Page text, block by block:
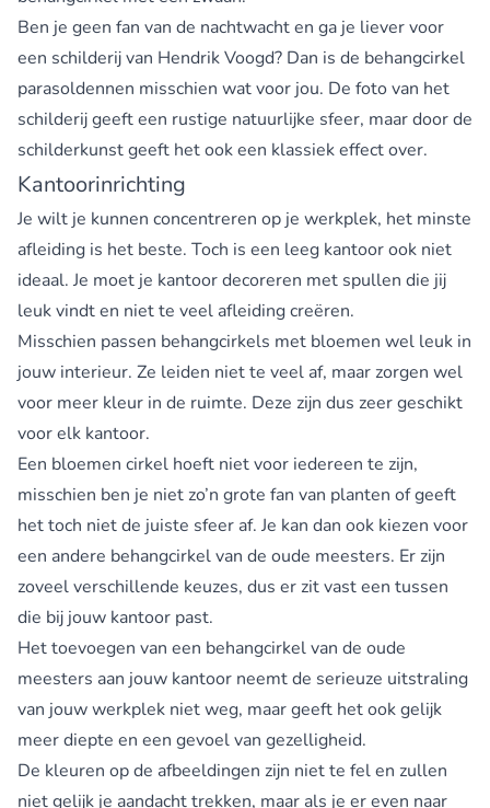
Ben je geen fan van de nachtwacht en ga je liever voor
een schilderij van Hendrik Voogd? Dan is de behangcirkel
parasoldennen misschien wat voor jou. De foto van het
schilderij geeft een rustige natuurlijke sfeer, maar door de
schilderkunst geeft het ook een klassiek effect over.
Kantoorinrichting
Je wilt je kunnen concentreren op je werkplek, het minste
afleiding is het beste. Toch is een leeg kantoor ook niet
ideaal. Je moet je kantoor decoreren met spullen die jij
leuk vindt en niet te veel afleiding creëren.
Misschien passen behangcirkels met bloemen wel leuk in
jouw interieur. Ze leiden niet te veel af, maar zorgen wel
voor meer kleur in de ruimte. Deze zijn dus zeer geschikt
voor elk kantoor.
Een bloemen cirkel hoeft niet voor iedereen te zijn,
misschien ben je niet zo’n grote fan van planten of geeft
het toch niet de juiste sfeer af. Je kan dan ook kiezen voor
een andere behangcirkel van de oude meesters. Er zijn
zoveel verschillende keuzes, dus er zit vast een tussen
die bij jouw kantoor past.
Het toevoegen van een behangcirkel van de oude
meesters aan jouw kantoor neemt de serieuze uitstraling
van jouw werkplek niet weg, maar geeft het ook gelijk
meer diepte en een gevoel van gezelligheid.
De kleuren op de afbeeldingen zijn niet te fel en zullen
niet gelijk je aandacht trekken, maar als je er even naar